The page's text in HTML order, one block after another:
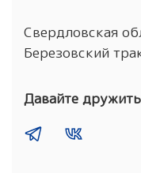
Свердловская
Березовский
Давайте дружить